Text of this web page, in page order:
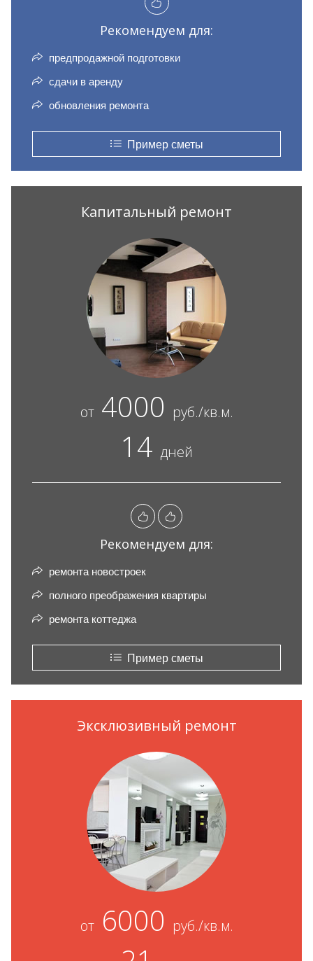
Рекомендуем для:
предпродажной подготовки
сдачи в аренду
обновления ремонта
Пример сметы
Капитальный ремонт
от4000 руб./кв.м.
14 дней
Рекомендуем для:
ремонта новостроек
полного преображения квартиры
ремонта коттеджа
Пример сметы
Эксклюзивный ремонт
от6000 руб./кв.м.